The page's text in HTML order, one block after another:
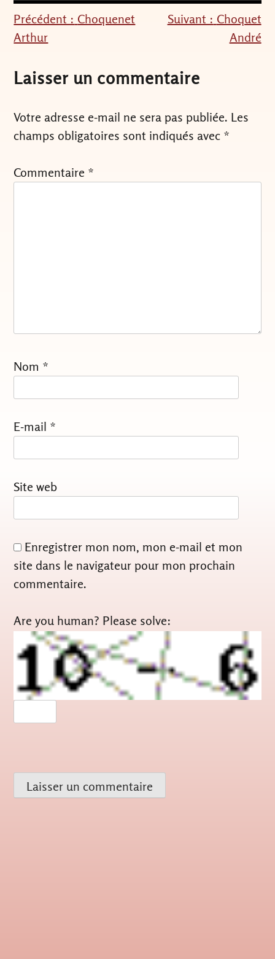
Navigation
de
l’article
Précédent : Choquenet
Arthur
Suivant : Choquet
André
Laisser un commentaire
Votre adresse e-mail ne sera pas publiée. Les
champs obligatoires sont indiqués avec *
Commentaire *
Nom *
E-mail *
Site web
Enregistrer mon nom, mon e-mail et mon
site dans le navigateur pour mon prochain
commentaire.
Are you human? Please solve: